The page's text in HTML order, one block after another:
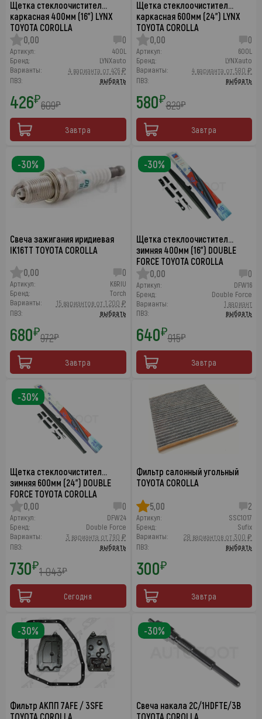
Щетка стеклоочистител…
каркасная 400мм (16") LYNX
TOYOTA COROLLA
0,00
0
Артикул:
400L
Бренд:
LYNXauto
Варианты:
4 варианта от 426 ₽
ПВЗ:
выбрать
426₽609₽
Завтра
Щетка стеклоочистител…
каркасная 600мм (24") LYNX
TOYOTA COROLLA
0,00
0
Артикул:
600L
Бренд:
LYNXauto
Варианты:
4 варианта от 580 ₽
ПВЗ:
выбрать
580₽829₽
Завтра
Свеча зажигания иридиевая
IK16TT TOYOTA COROLLA
0,00
0
Артикул:
K6RIU
Бренд:
Torch
Варианты:
15 вариантов от 1 200 ₽
ПВЗ:
выбрать
680₽972₽
Завтра
-30%
Щетка стеклоочистител…
зимняя 400мм (16") DOUBLE
FORCE TOYOTA COROLLA
0,00
0
Артикул:
DFW16
Бренд:
Double Force
Варианты:
1 вариант
ПВЗ:
выбрать
640₽915₽
Завтра
-30%
Щетка стеклоочистител…
зимняя 600мм (24") DOUBLE
FORCE TOYOTA COROLLA
0,00
0
Артикул:
DFW24
Бренд:
Double Force
Варианты:
3 варианта от 790 ₽
ПВЗ:
выбрать
730₽1 043₽
Сегодня
-30%
Фильтр салонный угольный
TOYOTA COROLLA
5,00 2
Артикул:
SSC1017
Бренд:
Sufix
Варианты:
28 вариантов от 300 ₽
ПВЗ:
выбрать
300₽
Завтра
Фильтр АКПП 7AFE / 3SFE
TOYOTA COROLLA
-30%
Свеча накала 2C/1HDFTE/3B
TOYOTA COROLLA
-30%